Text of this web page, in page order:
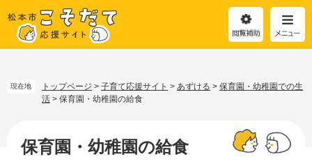
補
ュ
現在地 トップページ > 子育て応援サイト > あずける > 保育園・幼稚園での生
活 > 保育園・幼稚園の給食
保育園・幼稚園の給食